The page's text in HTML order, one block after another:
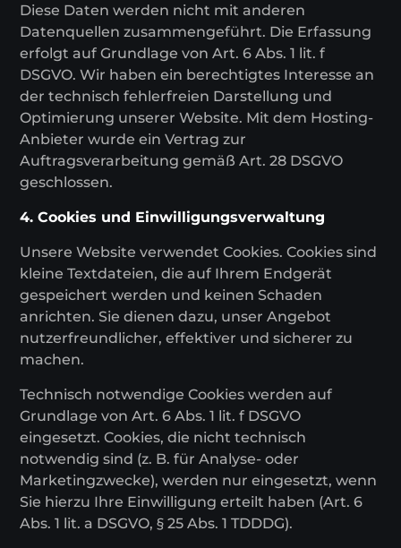
Diese Daten werden nicht mit anderen
Datenquellen zusammengeführt. Die Erfassung
erfolgt auf Grundlage von Art. 6 Abs. 1 lit. f
DSGVO. Wir haben ein berechtigtes Interesse an
der technisch fehlerfreien Darstellung und
Optimierung unserer Website. Mit dem Hosting-
Anbieter wurde ein Vertrag zur
Auftragsverarbeitung gemäß Art. 28 DSGVO
geschlossen.
4. Cookies und Einwilligungsverwaltung
Unsere Website verwendet Cookies. Cookies sind
kleine Textdateien, die auf Ihrem Endgerät
gespeichert werden und keinen Schaden
anrichten. Sie dienen dazu, unser Angebot
nutzerfreundlicher, effektiver und sicherer zu
machen.
Technisch notwendige Cookies werden auf
Grundlage von Art. 6 Abs. 1 lit. f DSGVO
eingesetzt. Cookies, die nicht technisch
notwendig sind (z. B. für Analyse- oder
Marketingzwecke), werden nur eingesetzt, wenn
Sie hierzu Ihre Einwilligung erteilt haben (Art. 6
Abs. 1 lit. a DSGVO, § 25 Abs. 1 TDDDG).